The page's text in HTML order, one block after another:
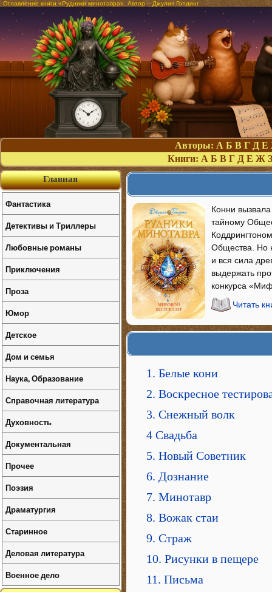
Оглавление книги «Рудники минотавра». Автор – Джулия Голдинг
Авторы: А Б В Г Д Е
Книги: А Б В Г Д Е Ж З
Конни
тайному
Общества. Но
и вся сила
выдержать
конкурса
Читать
1. Белые кони
2. Воскресное
3. Снежный волк
4 Свадьба
5. Новый Советник
6. Дознание
7. Минотавр
8. Вожак стаи
9. Страж
10. Рисунки в пещере
11. Письма
Главная
Фантастика
Детективы и Триллеры
Любовные романы
Приключения
Проза
Юмор
Детское
Дом и семья
Наука, Образование
Справочная литература
Духовность
Документальная
Прочее
Поэзия
Драматургия
Старинное
Деловая литература
Военное дело